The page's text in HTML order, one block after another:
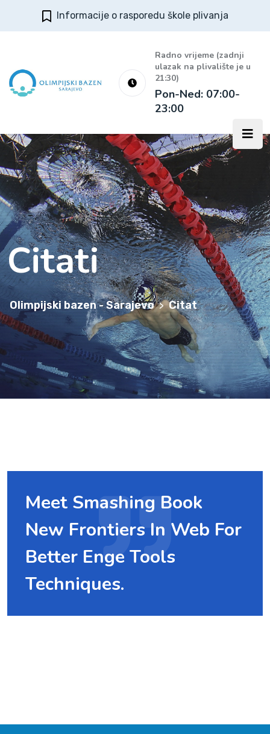
Informacije o rasporedu škole plivanja
Radno vrijeme (zadnji
ulazak na plivalište je u
21:30)
Pon-Ned: 07:00-
23:00
Citati
Olimpijski bazen - Sarajevo > Citat
Meet Smashing Book
New Frontiers In Web For
Better Enge Tools
Techniques.